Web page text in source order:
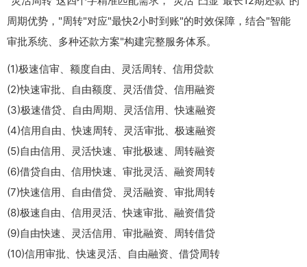
周期优势，"周转"对应"最快2小时到账"的时效保障，结合"智能
审批系统、多种还款方案"构建完整服务体系。
(1)极速信审、额度自由、灵活周转、信用贷款
(2)快速审批、自由额度、灵活借贷、信用融资
(3)极速借贷、自由周期、灵活信用、快速融资
(4)信用自由、快速周转、灵活审批、极速融资
(5)自由信用、灵活快速、审批极速、周转融资
(6)借贷自由、信用快速、审批灵活、融资周转
(7)快速信用、自由借贷、灵活融资、审批周转
(8)极速自由、信用灵活、快速审批、融资借贷
(9)自由快速、灵活信用、审批融资、周转借贷
(10)信用审批、快速灵活、自由融资、借贷周转